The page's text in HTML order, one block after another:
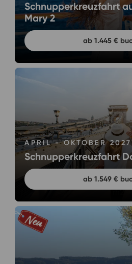
Schnupperkreuzfahrt
Mary 2
ab 1.445 €
APRIL - OKTOBER 2027
Schnupperkreuzfahrt
ab 1.549 €